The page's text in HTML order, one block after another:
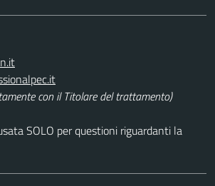
con il Titolare del trattamento)
SOLO per questioni riguardanti la